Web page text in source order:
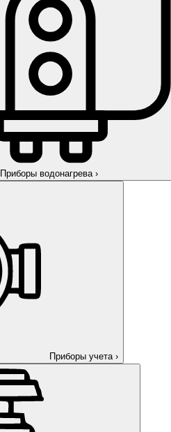
Приборы водонагрева ›
Приборы учета ›